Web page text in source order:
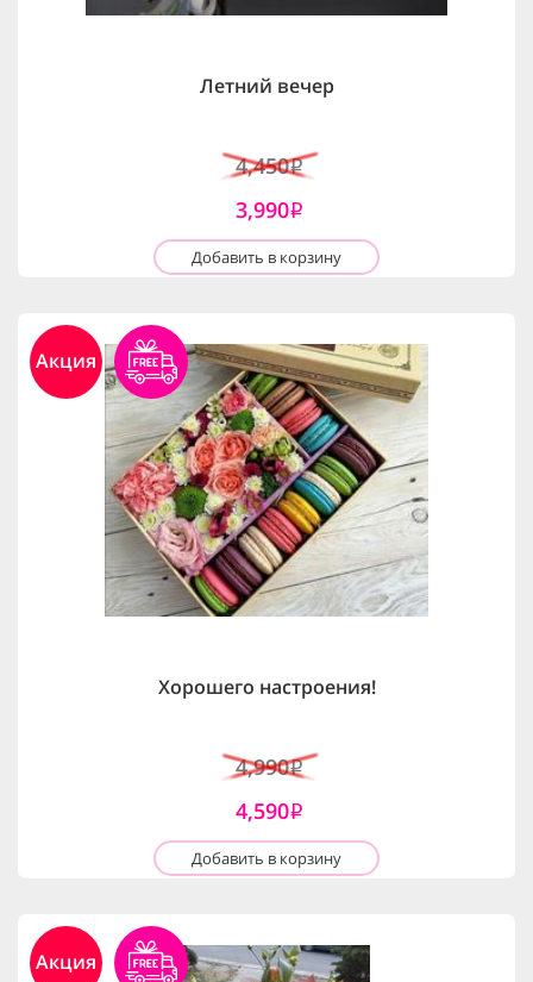
Летний вечер
4,450i
3,990i
Добавить в корзину
Акция
Хорошего настроения!
4,990i
4,590i
Добавить в корзину
Акция